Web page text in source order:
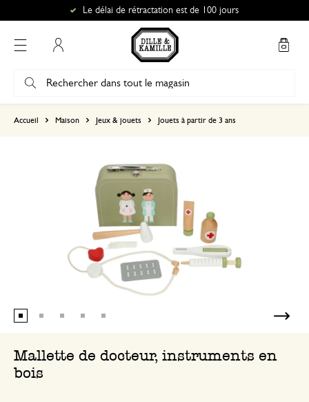
Le délai de rétractation est de 100 jours
Accueil Maison Jeux & jouets Jouets à partir de 3 ans
Mallette de docteur, instruments en
bois
5
3
1
3 décembre 2025